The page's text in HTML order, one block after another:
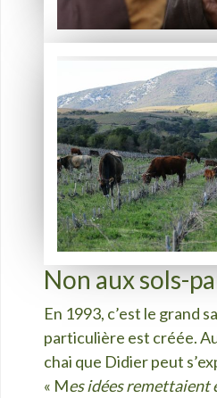
Non aux sols-
En 1993, c’est le grand
particulière est créée.
chai que Didier peut
« Mes idées remettaient